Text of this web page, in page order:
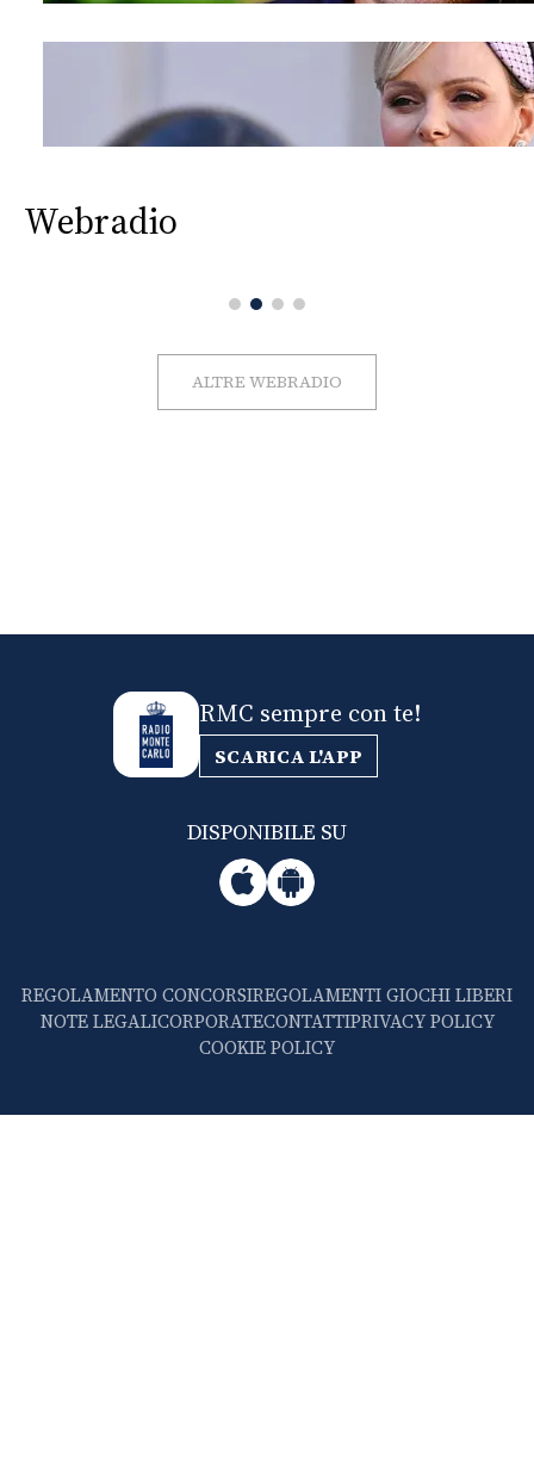
Webradio
ALTRE WEBRADIO
RMC sempre con te!
SCARICA L'APP
DISPONIBILE SU
REGOLAMENTO CONCORSIREGOLAMENTI GIOCHI LIBERI
NOTE LEGALICORPORATECONTATTIPRIVACY POLICY
COOKIE POLICY